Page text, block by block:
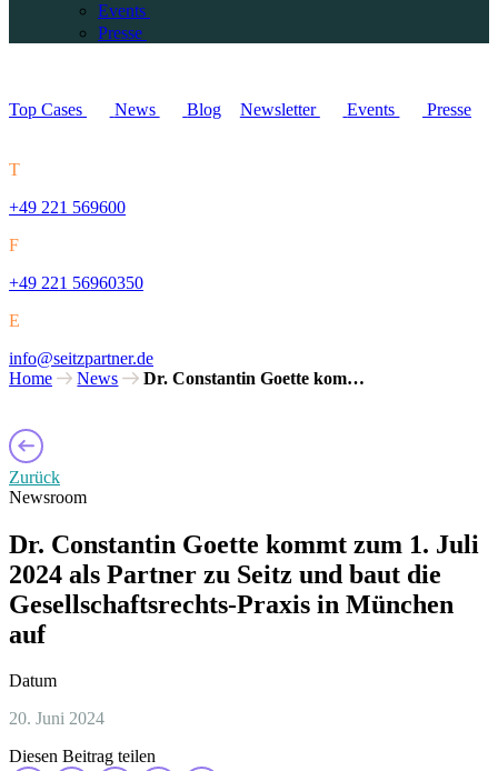
Events
Presse
Top Cases News Blog Newsletter Events Presse
T
+49 221 569600
F
+49 221 56960350
E
info@seitzpartner.de
Home
News Dr. Constantin Goette kom…
Zurück
Newsroom
Dr. Constantin Goette kommt zum 1. Juli
2024 als Partner zu Seitz und baut die
Gesellschaftsrechts-Praxis in München
auf
Datum
20. Juni 2024
Diesen Beitrag teilen